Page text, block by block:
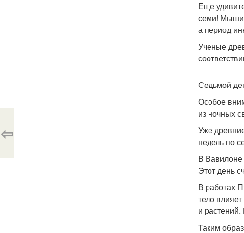
Еще
семи! Мыши
а период
Ученые
Седьмой
Особое
из ночных
Уже
недель по
В Вавилоне
Этот день
В работах
тело
и
Таким
⇦